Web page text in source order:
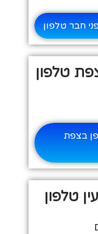
חבר טלפון
טלפון
בצפת
טלפון